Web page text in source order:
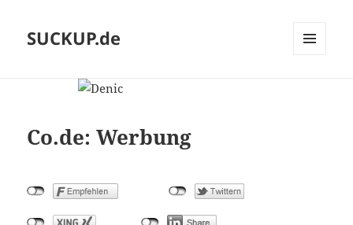
SUCKUP.de
Co.de: Werbung